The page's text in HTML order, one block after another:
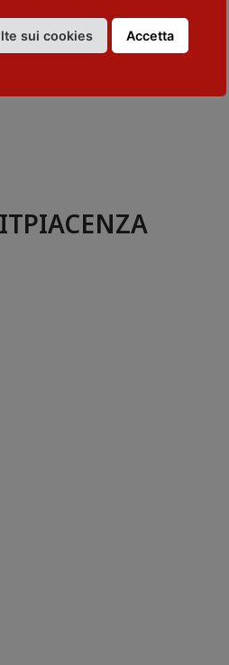
sui cookies Accetta